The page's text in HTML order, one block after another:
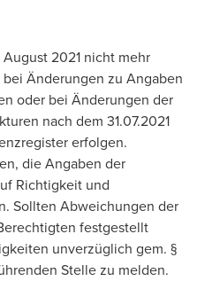
2021 nicht mehr
Änderungen zu Angaben
oder bei Änderungen der
nach dem 31.07.2021
erfolgen.
die Angaben der
Richtigkeit und
Sollten Abweichungen der
festgestellt
unverzüglich gem. §
Stelle zu melden.